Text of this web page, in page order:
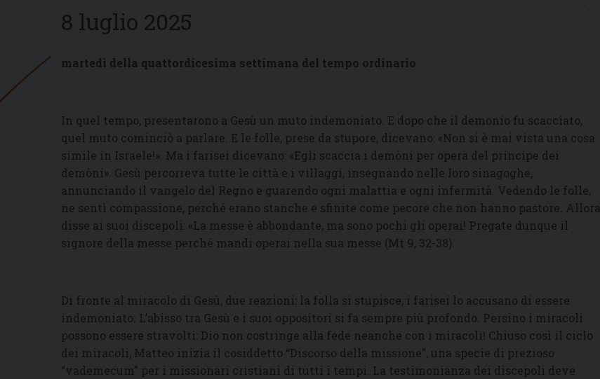
8 luglio 2025
martedì della quattordicesima settimana del tempo ordinario
In quel tempo, presentarono a Gesù un muto indemoniato. E dopo che il demonio fu scacciato,
quel muto cominciò a parlare. E le folle, prese da stupore, dicevano: «Non si è mai vista una cosa
simile in Israele!». Ma i farisei dicevano: «Egli scaccia i demòni per opera del principe dei
demòni». Gesù percorreva tutte le città e i villaggi, insegnando nelle loro sinagoghe,
annunciando il vangelo del Regno e guarendo ogni malattia e ogni infermità. Vedendo le folle,
ne sentì compassione, perché erano stanche e sfinite come pecore che non hanno pastore. Allora
disse ai suoi discepoli: «La messe è abbondante, ma sono pochi gli operai! Pregate dunque il
signore della messe perché mandi operai nella sua messe (Mt 9, 32-38).
Di fronte al miracolo di Gesù, due reazioni: la folla si stupisce, i farisei lo accusano di essere
indemoniato. L’abisso tra Gesù e i suoi oppositori si fa sempre più profondo. Persino i miracoli
possono essere stravolti: Dio non costringe alla fede neanche con i miracoli! Chiuso così il ciclo
dei miracoli, Matteo inizia il cosiddetto “Discorso della missione”, una specie di prezioso
“vademecum” per i missionari cristiani di tutti i tempi. La testimonianza dei discepoli deve